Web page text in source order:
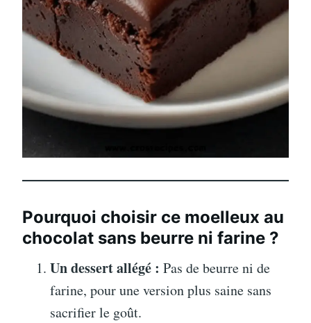
Pourquoi choisir ce moelleux au
chocolat sans beurre ni farine ?
Un dessert allégé : Pas de beurre ni de
farine, pour une version plus saine sans
sacrifier le goût.